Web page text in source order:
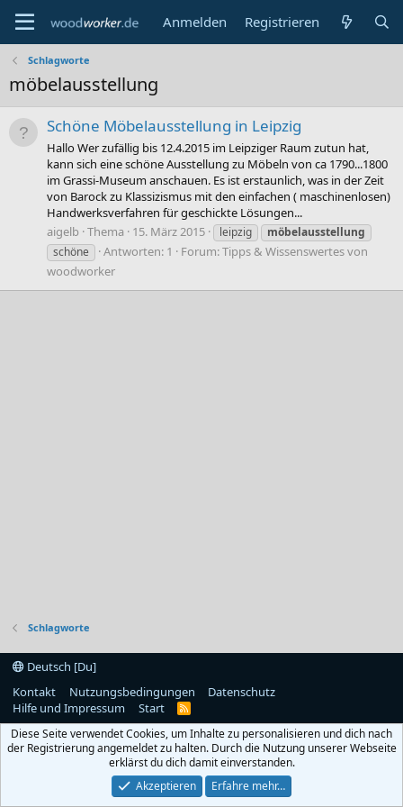
Anmelden Registrieren
Schlagworte
möbelausstellung
Schöne Möbelausstellung in Leipzig
Hallo Wer zufällig bis 12.4.2015 im Leipziger Raum zutun hat,
kann sich eine schöne Ausstellung zu Möbeln von ca 1790...1800
im Grassi-Museum anschauen. Es ist erstaunlich, was in der Zeit
von Barock zu Klassizismus mit den einfachen ( maschinenlosen)
Handwerksverfahren für geschickte Lösungen...
aigelb Thema 15. März 2015 leipzig
möbelausstellung
schöne
Antworten: 1 Forum:Tipps & Wissenswertes von
woodworker
Schlagworte
Deutsch [Du]
Kontakt
Nutzungsbedingungen
Datenschutz
Hilfe und Impressum
Start
R
S
Diese Seite verwendet Cookies, um Inhalte zu personalisieren und dich nach
der Registrierung angemeldet zu halten. Durch die Nutzung unserer Webseite
erklärst du dich damit einverstanden.
Akzeptieren
Erfahre mehr…